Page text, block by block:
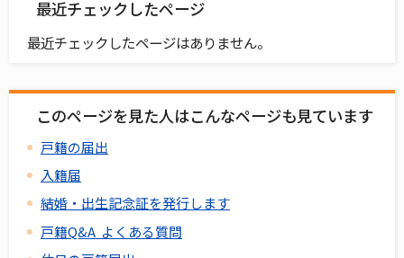
最近チェックしたページ
最近チェックしたページはありません。
このページを見た人はこんなページも見ています
戸籍の届出
入籍届
結婚・出生記念証を発行します
戸籍Q&A よくある質問